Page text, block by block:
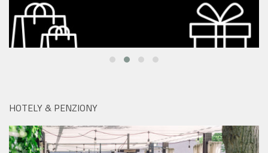
HOTELY & PENZIONY